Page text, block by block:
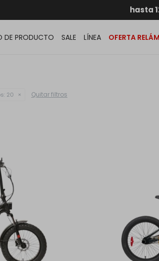
hasta
ENVÍO GRATIS dentro de
DE PRODUCTO SALE LÍNEA OFERTA
20 Quitar filtros